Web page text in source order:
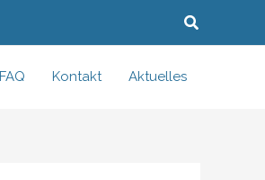
Suchen
FAQ Kontakt Aktuelles